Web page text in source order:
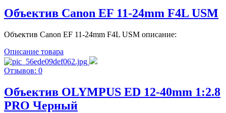
Объектив Canon EF 11-24mm F4L USM
Объектив Canon EF 11-24mm F4L USM описание:
Описание товара
Отзывов: 0
Объектив OLYMPUS ED 12-40mm 1:2.8
PRO Черный